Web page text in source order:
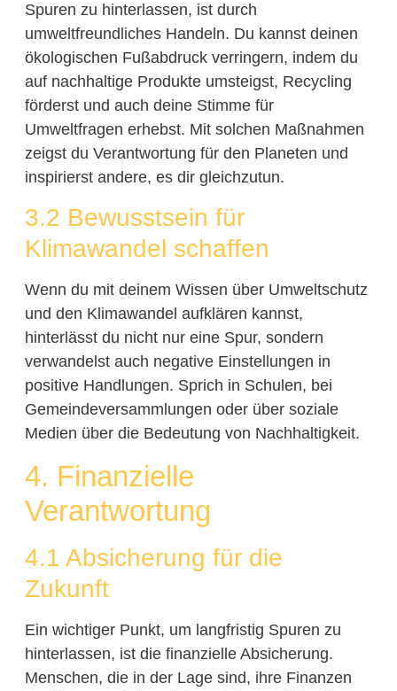
Spuren zu hinterlassen, ist durch
umweltfreundliches Handeln. Du kannst deinen
ökologischen Fußabdruck verringern, indem du
auf nachhaltige Produkte umsteigst, Recycling
förderst und auch deine Stimme für
Umweltfragen erhebst. Mit solchen Maßnahmen
zeigst du Verantwortung für den Planeten und
inspirierst andere, es dir gleichzutun.
3.2 Bewusstsein für
Klimawandel schaffen
Wenn du mit deinem Wissen über Umweltschutz
und den Klimawandel aufklären kannst,
hinterlässt du nicht nur eine Spur, sondern
verwandelst auch negative Einstellungen in
positive Handlungen. Sprich in Schulen, bei
Gemeindeversammlungen oder über soziale
Medien über die Bedeutung von Nachhaltigkeit.
4. Finanzielle
Verantwortung
4.1 Absicherung für die
Zukunft
Ein wichtiger Punkt, um langfristig Spuren zu
hinterlassen, ist die finanzielle Absicherung.
Menschen, die in der Lage sind, ihre Finanzen